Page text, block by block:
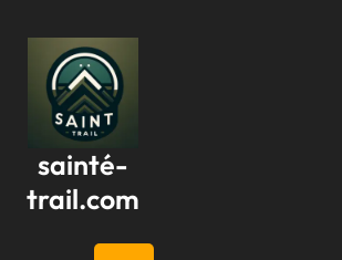
contenu
sainté-
trail.com